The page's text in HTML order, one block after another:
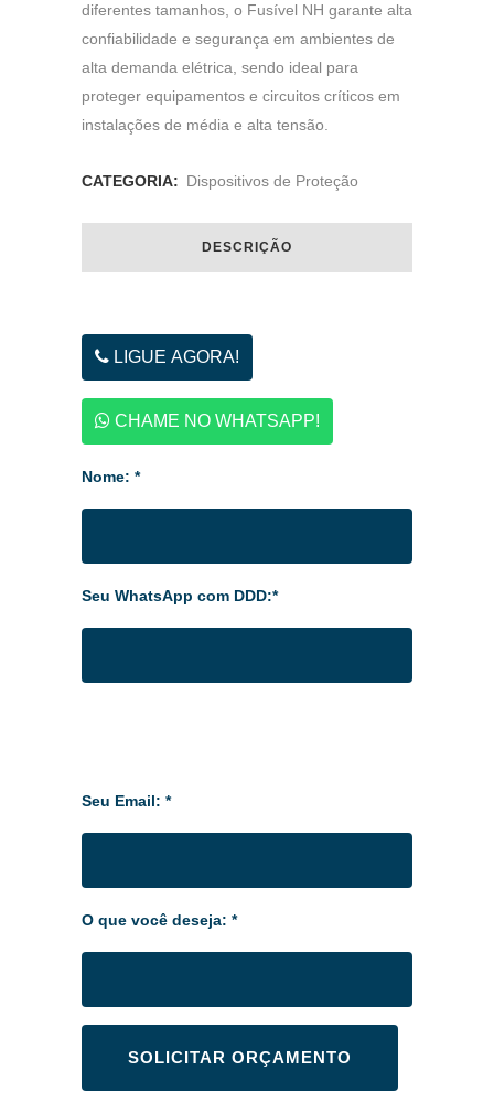
diferentes tamanhos, o Fusível NH garante alta
confiabilidade e segurança em ambientes de
alta demanda elétrica, sendo ideal para
proteger equipamentos e circuitos críticos em
instalações de média e alta tensão.
CATEGORIA: Dispositivos de Proteção
DESCRIÇÃO
LIGUE AGORA!
CHAME NO WHATSAPP!
Nome: *
Seu WhatsApp com DDD:*
Seu Email: *
O que você deseja: *